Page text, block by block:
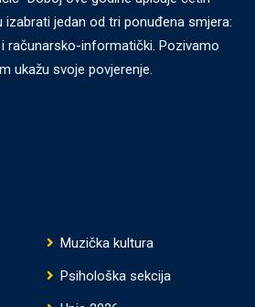
izabrati jedan od tri ponuđena smjera:
računarsko-informatički. Pozivamo
ukažu svoje povjerenje.
Muzička kultura
Psihološka sekcija